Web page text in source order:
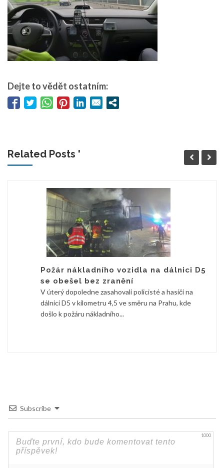
Dejte to vědět ostatním:
Related Posts '
Požár nákladního vozidla na dálnici D5
se obešel bez zranění
V úterý dopoledne zasahovali policisté a hasiči na
dálnici D5 v kilometru 4,5 ve směru na Prahu, kde
došlo k požáru nákladního...
Subscribe
1000